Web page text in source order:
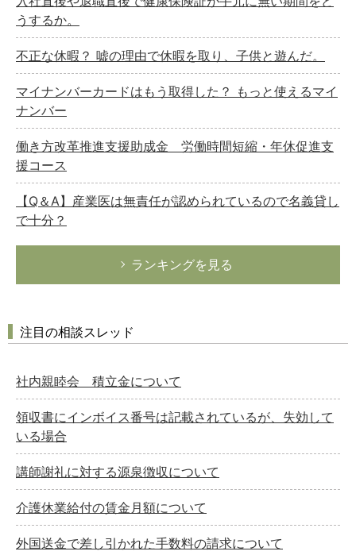
うするか。
不正な休暇？ 嘘の理由で休暇を取り、子供と遊んだ。
マイナンバーカードはもう取得した？ もっと使えるマイ
ナンバー
働き方改革推進支援助成金 労働時間短縮・年休促進支
援コース
【Q＆A】産業医は無責任が認められているので名義貸し
で十分？
ランキングを見る
注目の相談スレッド
社内親睦会 積立金について
領収書にインボイス番号は記載されているが、失効して
いる場合
講師謝礼に対する源泉徴収について
介護休業給付の賃金月額について
外国送金で差し引かれた手数料の請求について